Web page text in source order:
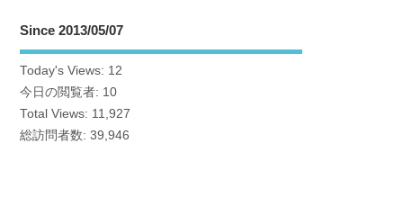
Since 2013/05/07
Today's Views: 12
今日の閲覧者: 10
Total Views: 11,927
総訪問者数:39,946